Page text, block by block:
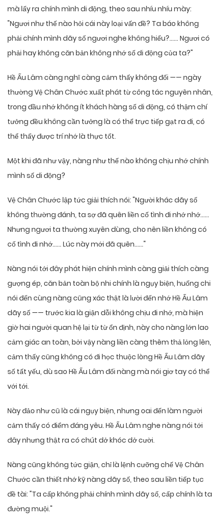
mà lấy ra chính mình di động, theo sau nhíu nhíu mày:
"Ngươi như thế nào hỏi cái này loại vấn đề? Ta báo không
phải chính mình dãy số ngươi nghe không hiểu?…… Ngươi có
phải hay không căn bản không nhớ số di động của ta?"
Hề Ấu Lâm càng nghĩ càng cảm thấy không đối —— ngày
thường Vệ Chân Chước xuất phát từ công tác nguyên nhân,
trong đầu nhớ không ít khách hàng số di động, có thậm chí
tưởng đều không cần tưởng là có thể trực tiếp gạt ra đi, có
thể thấy được trí nhớ là thực tốt.
Một khi đã như vậy, nàng như thế nào không chịu nhớ chính
mình số di động?
Vệ Chân Chước lập tức giải thích nói: "Người khác dãy số
không thường đánh, ta sợ đã quên liền cố tình đi nhớ nhớ……
Nhưng ngươi ta thường xuyên dùng, cho nên liền không có
cố tình đi nhớ…… Lúc này mới đã quên……"
Nàng nói tới đây phát hiện chính mình càng giải thích càng
gượng ép, căn bản toàn bộ nhi chính là ngụy biện, huống chi
nói đến cùng nàng cũng xác thật là lười đến nhớ Hề Ấu Lâm
dãy số —— trước kia là giận dỗi không chịu đi nhớ, mà hiện
giờ hai người quan hệ lại từ từ ổn định, này cho nàng lớn lao
cảm giác an toàn, bởi vậy nàng liền càng thêm thả lỏng lên,
cảm thấy cũng không có đi học thuộc lòng Hề Ấu Lâm dãy
số tất yếu, dù sao Hề Ấu Lâm đối nàng mà nói giơ tay có thể
với tới.
Này đảo như cũ là cái ngụy biện, nhưng oai đến làm người
cảm thấy có điểm đáng yêu. Hề Ấu Lâm nghe nàng nói tới
đây nhưng thật ra có chút dở khóc dở cười.
Nàng cũng không tức giận, chỉ là lệnh cưỡng chế Vệ Chân
Chước cần thiết nhớ kỹ nàng dãy số, theo sau liền tiếp tục
đề tài: "Ta cấp không phải chính mình dãy số, cấp chính là ta
đường muội."